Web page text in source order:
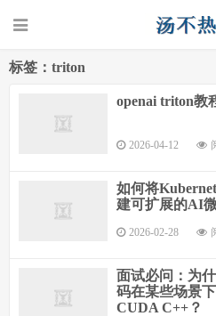
标签：triton
openai triton教
2026-04-12
如何将
建可扩展的AI
2026-02-28
面试必问：为
码在某些场景
CUDA C++？